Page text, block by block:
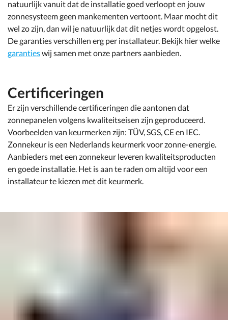
natuurlijk vanuit dat de installatie goed verloopt en jouw
zonnesysteem geen mankementen vertoont. Maar mocht dit
wel zo zijn, dan wil je natuurlijk dat dit netjes wordt opgelost.
De garanties verschillen erg per installateur. Bekijk hier welke
garantieswij samen met onze partners aanbieden.
Certificeringen
Er zijn verschillende certificeringen die aantonen dat
zonnepanelen volgens kwaliteitseisen zijn geproduceerd.
Voorbeelden van keurmerken zijn: TÜV, SGS, CE en IEC.
Zonnekeur is een Nederlands keurmerk voor zonne-energie.
Aanbieders met een zonnekeur leveren kwaliteitsproducten
en goede installatie. Het is aan te raden om altijd voor een
installateur te kiezen met dit keurmerk.